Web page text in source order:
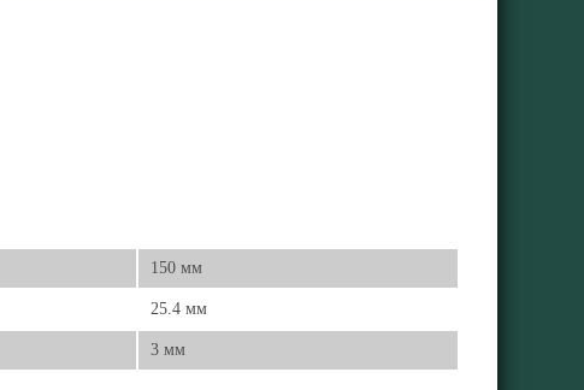
150 мм
25.4 мм
3 мм